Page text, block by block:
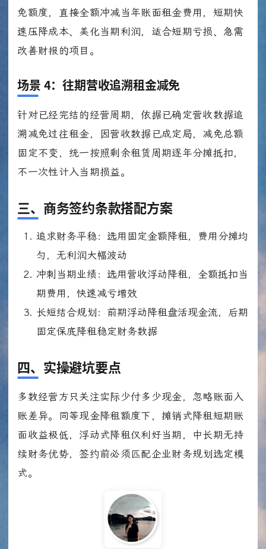
免额度，直接全额冲减当年账面租金费用，短期快
速压降成本、美化当期利润，适合短期亏损、急需
改善财报的项目。
场景 4：往期营收追溯租金减免
针对已经完结的经营周期，依据已确定营收数据追
溯减免过往租金，因营收数据已成定局，减免总额
固定不变，统一按照剩余租赁周期逐年分摊抵扣，
不一次性计入当期损益。
三、商务签约条款搭配方案
追求财务平稳：选用固定金额降租，费用分摊均
匀，无利润大幅波动
冲刺当期业绩：选用营收浮动降租，全额抵扣当
期费用，快速减亏增效
长短结合规划：前期浮动降租盘活现金流，后期
固定保底降租稳定财务数据
四、实操避坑要点
多数经营方只关注实际少付多少现金，忽略账面入
账差异。同等现金降租额度下，摊销式降租短期账
面收益极低，浮动式降租仅利好当期，中长期无持
续财务优势，签约前必须匹配企业财务规划选定模
式。